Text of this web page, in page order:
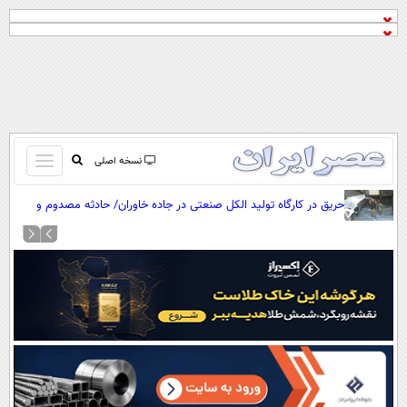
نسخه اصلی
باز
و
بسته
کردن
صفحه اول
آرشیو
نظرسنجی
آب و هوا
اوقات شرعی
سواد زندگی
حریق در کارگاه تولید الکل صنعتی در جاده خاوران/ حادثه مصدوم و